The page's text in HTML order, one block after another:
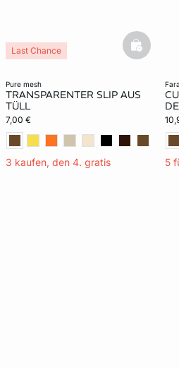
pure mesh
TRANSPARENTER SLIP AUS
TÜLL
7,00 €
3 kaufen, den 4. gratis
Last Chance basketfull
fara
5